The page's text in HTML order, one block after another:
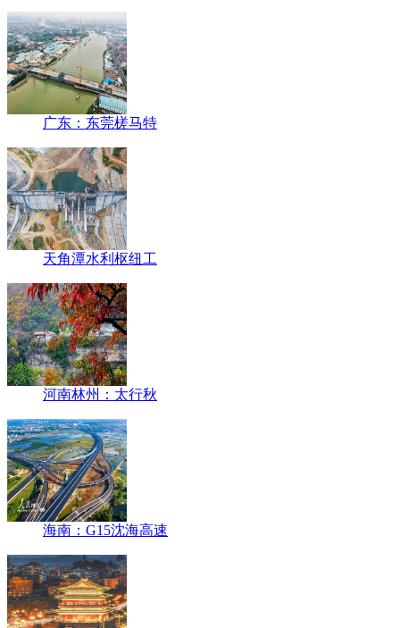
广东：东莞槎马特
天角潭水利枢纽工
河南林州：太行秋
海南：G15沈海高速